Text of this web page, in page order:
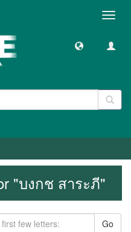
"บงกช สาระภี"
Go